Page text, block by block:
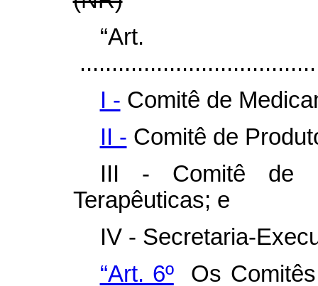
I - Comitê de
II - Comitê de
III - Comitê de
Terapêuticas; e
IV - Secretaria-
“Art. 6ºOs Comitês